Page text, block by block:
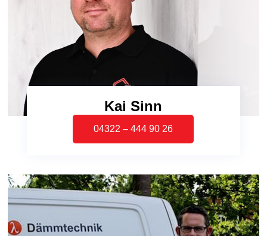
Kai Sinn
04322 – 444 90 26